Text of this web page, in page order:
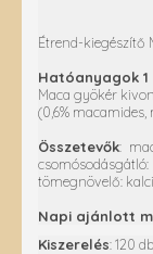
Étrend-kiegészítő
Hatóanyagok
Maca gyökér
(0,6% macamides,
Összetevők:
tömegnövelő:
Napi ajánlott
Kiszerelés: 120